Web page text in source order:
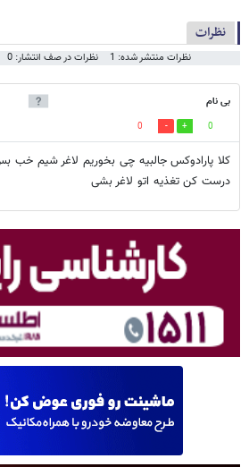
نظرات
نظرات منتشر شده: 1 نظرات در صف انتشار: 0
بی نام
0
0
کلا پارادوکس جالبیه چی بخوریم لاغر شیم
درست کن تغذیه اتو لاغر بشی